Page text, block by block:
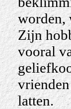
worden,
Zijn
vooral
latten.